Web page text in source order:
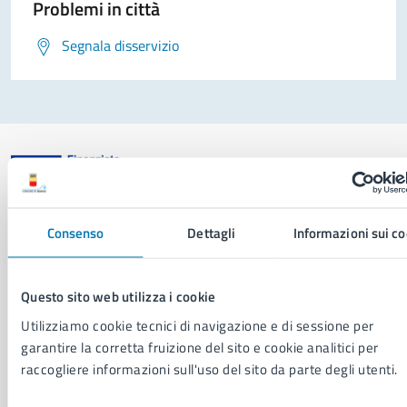
Consenso Dettagli Informazioni sui
Questo sito web utilizza i cookie
Utilizziamo cookie tecnici di navigazione e di sessione per
garantire la corretta fruizione del sito e cookie analitici per
raccogliere informazioni sull'uso del sito da parte degli utenti.
Problemi in città
Segnala disservizio
Comune di Napoli
Aree amministrative
Organi di governo
Municipalità
Uffici